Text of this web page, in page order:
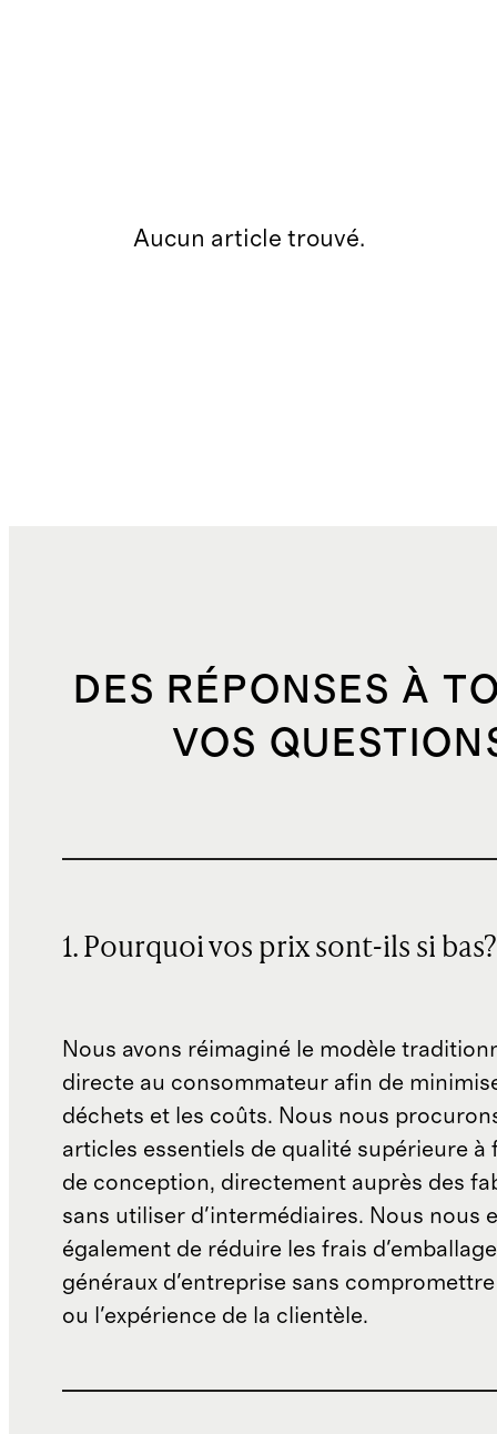
Aucun article trouvé.
DES RÉPONSES À
VOS
1. Pourquoi vos prix sont-ils si bas?
Nous avons réimaginé le modèle
directe au consommateur afin de
déchets et les coûts. Nous nous
articles essentiels de qualité supérieure à
de conception, directement auprès des
sans utiliser d'intermédiaires. Nous nous
également de réduire les frais
généraux d'entreprise sans
ou l'expérience de la clientèle.